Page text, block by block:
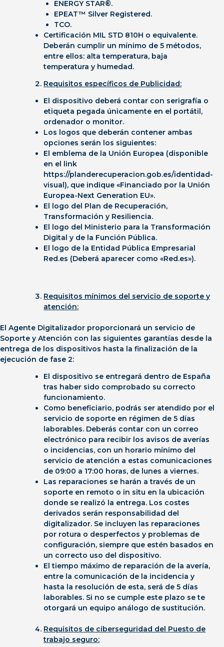
ENERGY STAR®.
EPEAT™ Silver Registered.
TCO.
Certificación MIL STD 810H o equivalente.
Deberán cumplir un mínimo de 5 métodos,
entre ellos: alta temperatura, baja
temperatura y humedad.
Requisitos específicos de Publicidad:
El dispositivo deberá contar con serigrafía o
etiqueta pegada únicamente en el portátil,
ordenador o monitor.
Los logos que deberán contener ambas
opciones serán los siguientes:
El emblema de la Unión Europea (disponible
en el link
https://planderecuperacion.gob.es/identidad-
visual), que indique «Financiado por la Unión
Europea-Next Generation EU».
El logo del Plan de Recuperación,
Transformación y Resiliencia.
El logo del Ministerio para la Transformación
Digital y de la Función Pública.
El logo de la Entidad Pública Empresarial
Red.es (Deberá aparecer como «Red.es»).
Requisitos mínimos del servicio de soporte y
atención:
E l Agente Digitalizador proporcionará un servicio de
Soporte y Atención con las siguientes garantías desde la
entrega de los dispositivos hasta la finalización de la
ejecución de fase 2:
El dispositivo se entregará dentro de España
tras haber sido comprobado su correcto
funcionamiento.
Como beneficiario, podrás ser atendido por el
servicio de soporte en régimen de 5 días
laborables. Deberás contar con un correo
electrónico para recibir los avisos de averías
o incidencias, con un horario mínimo del
servicio de atención a estas comunicaciones
de 09:00 a 17:00 horas, de lunes a viernes.
Las reparaciones se harán a través de un
soporte en remoto o in situ en la ubicación
donde se realizó la entrega. Los costes
derivados serán responsabilidad del
digitalizador. Se incluyen las reparaciones
por rotura o desperfectos y problemas de
configuración, siempre que estén basados en
un correcto uso del dispositivo.
El tiempo máximo de reparación de la avería,
entre la comunicación de la incidencia y
hasta la resolución de esta, será de 5 días
laborables. Si no se cumple este plazo se te
otorgará un equipo análogo de sustitución.
Requisitos de ciberseguridad del Puesto de
trabajo seguro: